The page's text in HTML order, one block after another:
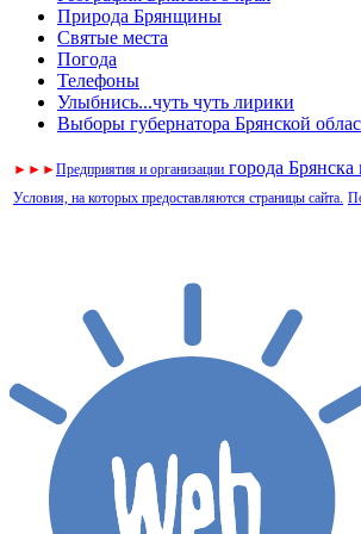
Природа Брянщины
Святые места
Погода
Телефоны
Улыбнись...чуть чуть лирики
Выборы губернатора Брянской
► ► ►Предприятия и организации города
Условия, на которых предоставляются страницы сайта.